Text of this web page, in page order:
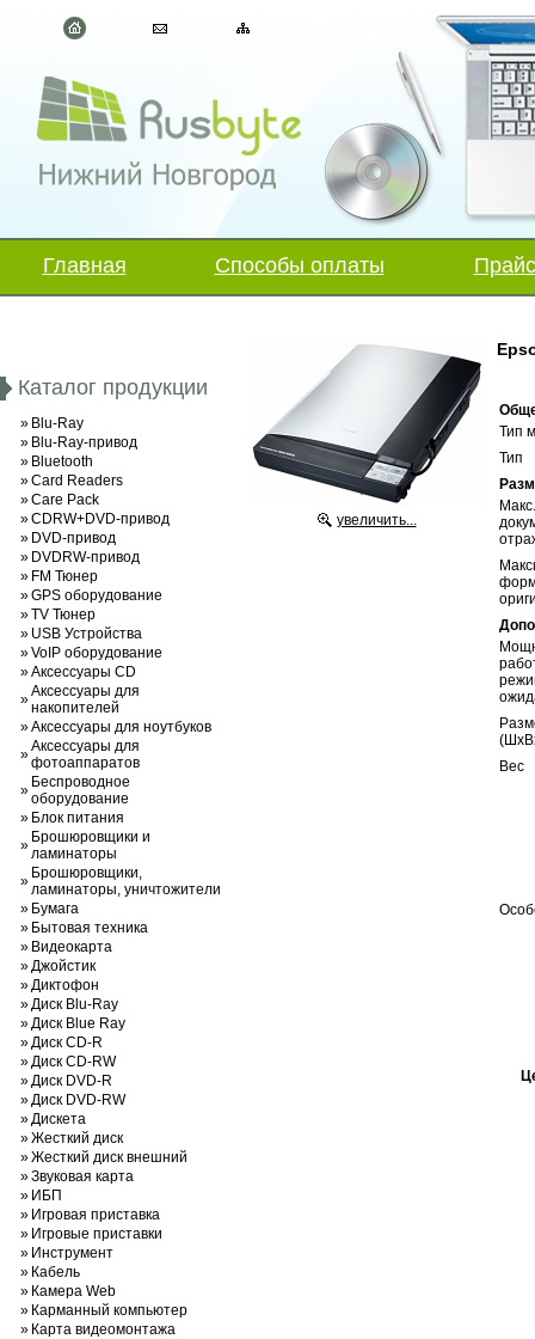
Главная Способы оплаты
Каталог продукции
» Blu-Ray
» Blu-Ray-привод
» Bluetooth
»Card Readers
»Care Pack
»CDRW+DVD-привод
» DVD-привод
» DVDRW-привод
» FM Тюнер
»GPS оборудование
»TV Тюнер
» USB Устройства
»VoIP оборудование
»Аксессуары CD
»Аксессуары для
накопителей
»Аксессуары для ноутбуков
»Аксессуары для
фотоаппаратов
» Беспроводное
оборудование
» Блок питания
» Брошюровщики и
ламинаторы
» Брошюровщики,
ламинаторы, уничтожители
» Бумага
» Бытовая техника
» Видеокарта
»Джойстик
»Диктофон
»Диск Blu-Ray
»Диск Blue Ray
»Диск CD-R
»Диск CD-RW
»Диск DVD-R
»Диск DVD-RW
»Дискета
»Жесткий диск
»Жесткий диск внешний
»Звуковая карта
» ИБП
» Игровая приставка
» Игровые приставки
» Инструмент
» Кабель
» Камера Web
» Карманный компьютер
» Карта видеомонтажа
увеличить...
Тип
Тип
Вес